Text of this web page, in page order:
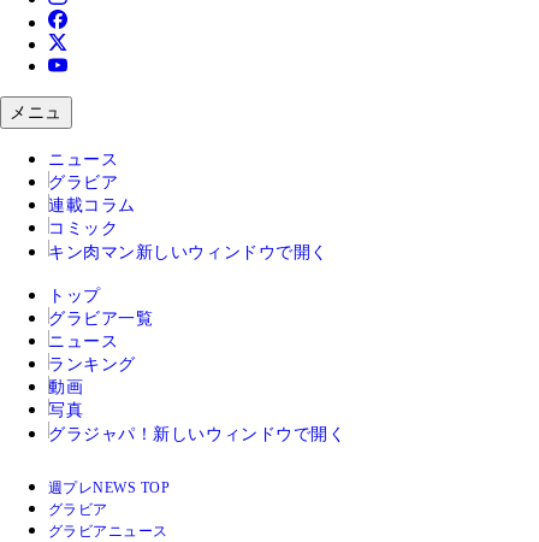
メニュ
ニュース
グラビア
連載コラム
コミック
キン肉マン 新しいウィンドウで開く
トップ
グラビア一覧
ニュース
ランキング
動画
写真
グラジャパ！ 新しいウィンドウで開く
週プレNEWS TOP
グラビア
グラビアニュース